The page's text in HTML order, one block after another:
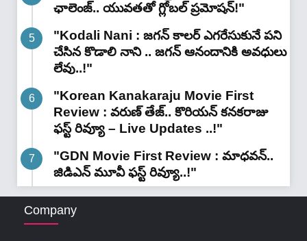
ఛాలెంజ్.. యువతతో గ్లోబల్ ప్రమోషన్!"
"Kodali Nani : జగన్ కాలర్ ఎగరేసుకునే పని
చేసిన కొడాలి నాని .. జగన్ ఆనందానికి అవధులు
లేవు..!"
"Korean Kanakaraju Movie First
Review : వరుణ్ తేజ్.. కొరియన్ కనకరాజు
ఫస్ట్ రివ్యూ – Live Updates ..!"
"GDN Movie First Review : మాధవన్..
జిడిఎన్ మూవీ ఫ‌స్ట్ రివ్యూ..!"
Company